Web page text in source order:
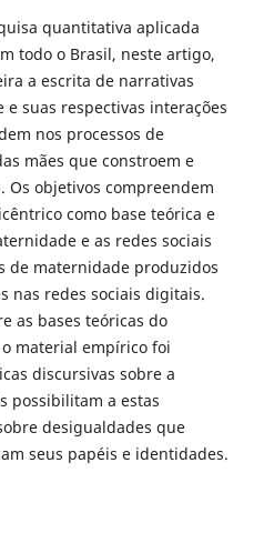
quantitativa aplicada
todo o Brasil, neste artigo,
a escrita de narrativas
suas respectivas interações
nos processos de
mães que constroem e
Os objetivos compreendem
como base teórica e
e as redes sociais
de maternidade produzidos
nas redes sociais digitais.
as bases teóricas do
material empírico foi
discursivas sobre a
possibilitam a estas
desigualdades que
seus papéis e identidades.